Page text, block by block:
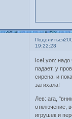
Поделиться
19:22:28
IceLyon: надо
падает, у
сирена. и
затихала!
Лев: ага,
отключение,
игрушек и